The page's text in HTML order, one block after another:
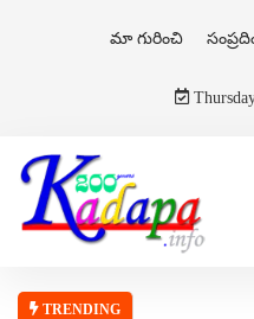
మా గురించి
TRENDING